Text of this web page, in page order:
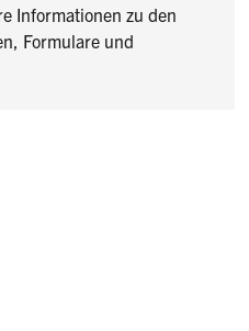
Informationen zu den
Formulare und